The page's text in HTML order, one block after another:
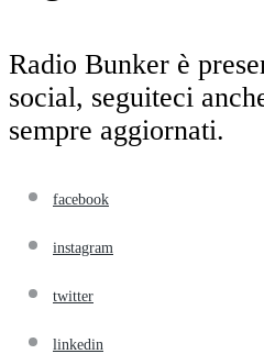
Radio Bunker è
social, seguiteci
sempre aggiornati.
facebook
instagram
twitter
linkedin